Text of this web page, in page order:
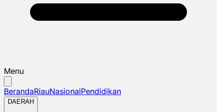
Menu
BerandaRiauNasionalPendidikan
DAERAH